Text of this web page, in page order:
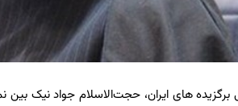
برگزیده های ایران، حجت‌الاسلام جواد نیک بین